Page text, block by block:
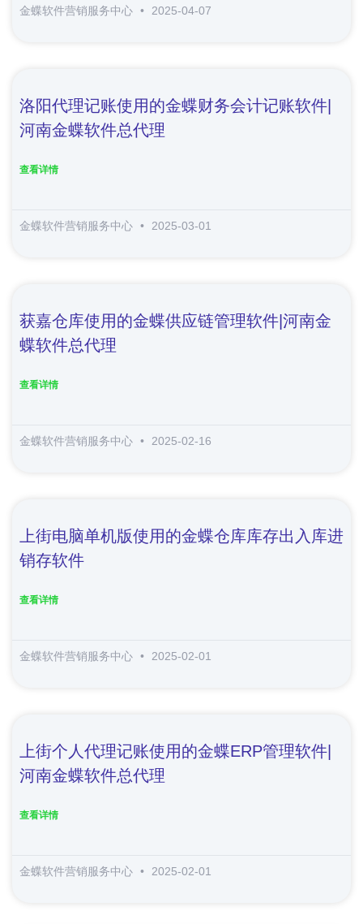
金蝶软件营销服务中心 2025-04-07
洛阳代理记账使用的金蝶财务会计记账软件|
河南金蝶软件总代理
查看详情
金蝶软件营销服务中心 2025-03-01
获嘉仓库使用的金蝶供应链管理软件|河南金
蝶软件总代理
查看详情
金蝶软件营销服务中心 2025-02-16
上街电脑单机版使用的金蝶仓库库存出入库进
销存软件
查看详情
金蝶软件营销服务中心 2025-02-01
上街个人代理记账使用的金蝶ERP管理软件|
河南金蝶软件总代理
查看详情
金蝶软件营销服务中心 2025-02-01